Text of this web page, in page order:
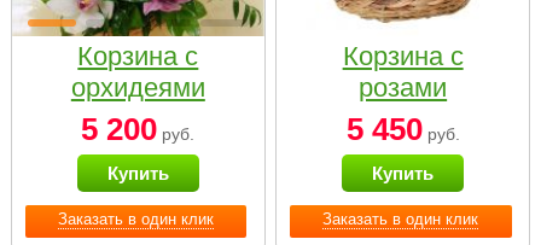
Заказать в один клик
Корзина с
орхидеями
малая
5 200 руб.
Купить
Заказать в один клик
Корзина с
розами
«Красный
Париж»
5 450руб.
Купить